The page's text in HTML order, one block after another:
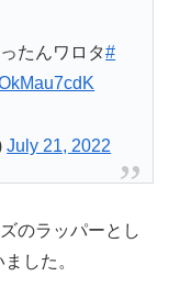
たんワロタ#
July 21, 2022
のラッパーとし
した。